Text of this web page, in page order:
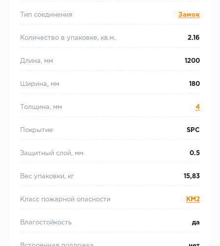
Тип соединения Замок
Количество в упаковке, кв.м. 2.16
Длина, мм 1200
Ширина, мм 180
Толщина, мм 4
Покрытие SPC
Защитный слой, мм 0.5
Вес упаковки, кг 15,83
Класс пожарной опасности КМ2
Влагостойкость да